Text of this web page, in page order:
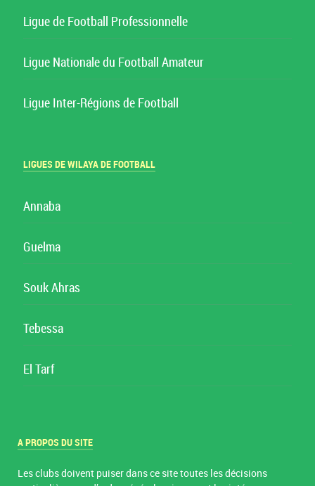
Ligue de Football Professionnelle
Ligue Nationale du Football Amateur
Ligue Inter-Régions de Football
LIGUES DE WILAYA DE FOOTBALL
Annaba
Guelma
Souk Ahras
Tebessa
El Tarf
A PROPOS DU SITE
Les clubs doivent puiser dans ce site toutes les décisions